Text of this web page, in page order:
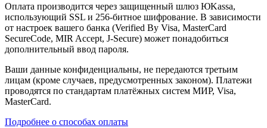
Оплата производится через защищенный шлюз ЮKassa,
использующий SSL и 256-битное шифрование. В зависимости
от настроек вашего банка (Verified By Visa, MasterCard
SecureCode, MIR Accept, J-Secure) может понадобиться
дополнительный ввод пароля.
Ваши данные конфиденциальны, не передаются третьим
лицам (кроме случаев, предусмотренных законом). Платежи
проводятся по стандартам платёжных систем МИР, Visa,
MasterCard.
Подробнее о способах оплаты